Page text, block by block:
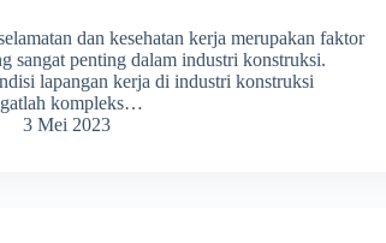
dan kesehatan kerja merupakan faktor
sangat penting dalam industri konstruksi.
lapangan kerja di industri konstruksi
kompleks…
3 Mei 2023